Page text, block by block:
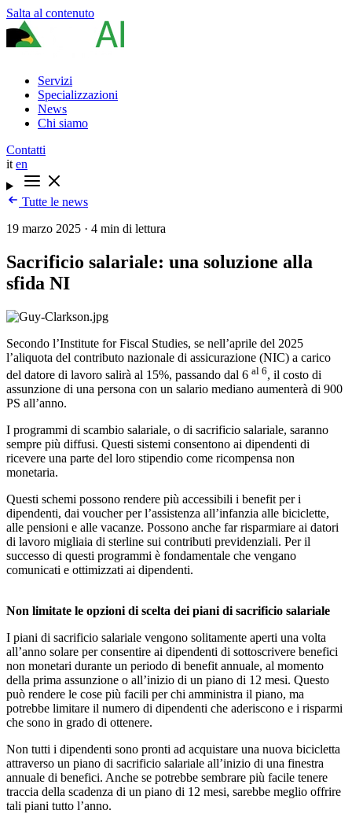
Salta al contenuto
Servizi
Specializzazioni
News
Chi siamo
Contatti
it en
Tutte le news
19 marzo 2025 · 4 min di lettura
Sacrificio salariale: una soluzione alla
sfida NI
Secondo l’Institute for Fiscal Studies, se nell’aprile del 2025
l’aliquota del contributo nazionale di assicurazione (NIC) a carico
del datore di lavoro salirà al 15%, passando dal 6 al 6, il costo di
assunzione di una persona con un salario mediano aumenterà di 900
PS all’anno.
I programmi di scambio salariale, o di sacrificio salariale, saranno
sempre più diffusi. Questi sistemi consentono ai dipendenti di
ricevere una parte del loro stipendio come ricompensa non
monetaria.
Questi schemi possono rendere più accessibili i benefit per i
dipendenti, dai voucher per l’assistenza all’infanzia alle biciclette,
alle pensioni e alle vacanze. Possono anche far risparmiare ai datori
di lavoro migliaia di sterline sui contributi previdenziali. Per il
successo di questi programmi è fondamentale che vengano
comunicati e ottimizzati ai dipendenti.
Non limitate le opzioni di scelta dei piani di sacrificio salariale
I piani di sacrificio salariale vengono solitamente aperti una volta
all’anno solare per consentire ai dipendenti di sottoscrivere benefici
non monetari durante un periodo di benefit annuale, al momento
della prima assunzione o all’inizio di un piano di 12 mesi. Questo
può rendere le cose più facili per chi amministra il piano, ma
potrebbe limitare il numero di dipendenti che aderiscono e i risparmi
che sono in grado di ottenere.
Non tutti i dipendenti sono pronti ad acquistare una nuova bicicletta
attraverso un piano di sacrificio salariale all’inizio di una finestra
annuale di benefici. Anche se potrebbe sembrare più facile tenere
traccia della scadenza di un piano di 12 mesi, sarebbe meglio offrire
tali piani tutto l’anno.